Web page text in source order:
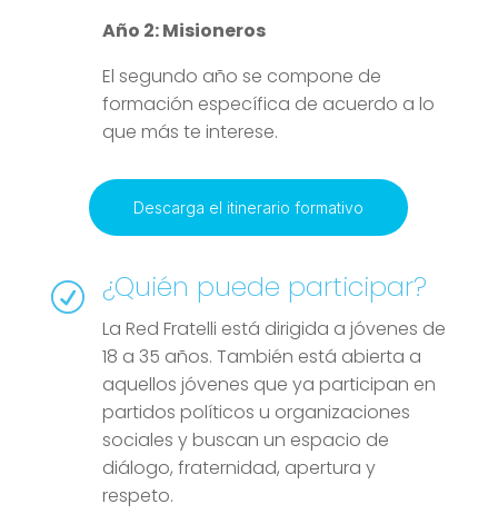
Año 2: Misioneros
El segundo año se compone de
formación específica de acuerdo a lo
que más te interese.
Descarga el itinerario formativo
R ¿Quién puede participar?
La Red Fratelli está dirigida a jóvenes de
18 a 35 años. También está abierta a
aquellos jóvenes que ya participan en
partidos políticos u organizaciones
sociales y buscan un espacio de
diálogo, fraternidad, apertura y
respeto.